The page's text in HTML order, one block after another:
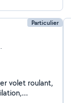
Particulier
Arachis 3)
volet roulant,